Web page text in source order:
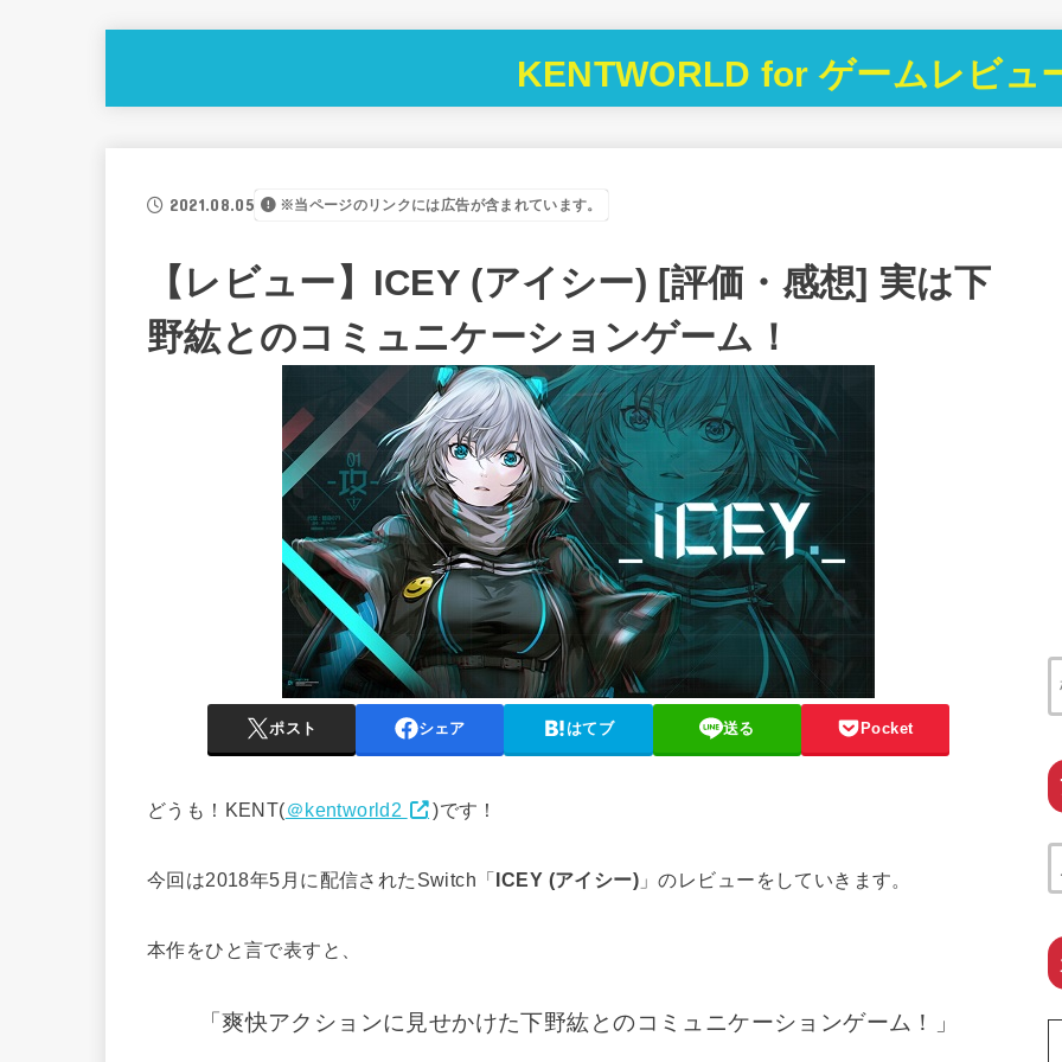
KENTWORLD for ゲームレビュ
2021.08.05 ※当ページのリンクには広告が含まれています。
【レビュー】ICEY (アイシー) [評価・感想] 実は下
野紘とのコミュニケーションゲーム！
ポスト シェア はてブ 送る Pocket
どうも！KENT(＠kentworld2 )です！
今回は2018年5月に配信されたSwitch「ICEY (アイシー) 」のレビューをしていきます。
本作をひと言で表すと、
「爽快アクションに見せかけた下野紘とのコミュニケーションゲーム！」